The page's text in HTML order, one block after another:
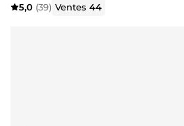
5,0 (39) Ventes44